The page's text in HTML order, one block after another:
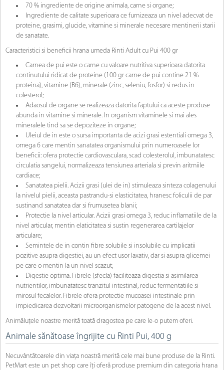
70 % ingrediente de origine animala, carne si organe;
Ingrediente de calitate superioara ce furnizeaza un nivel adecvat de
proteine, grasimi, glucide, vitamine si minerale necesare mentinerii starii
de sanatate.
Caracteristici si beneficii hrana umeda Rinti Adult cu Pui 400 gr
Carnea de pui este o carne cu valoare nutritiva superioara datorita
continutului ridicat de proteine (100 gr carne de pui contine 21 %
proteina), vitamine (B6), minerale (zinc, seleniu, fosfor) si redus in
colesterol;
Adaosul de organe se realizeaza datorita faptului ca aceste produse
abunda in vitamine si minerale. In organism vitaminele si mai ales
mineralele tind sa se depoziteze in organe;
Uleiul de in este o sursa importanta de acizi grasi estentiali omega 3,
omega 6 care mentin sanatatea organismului prin numeroasele lor
beneficii: ofera protectie cardiovasculara, scad colesterolul, imbunatatesc
circulatia sangelui, normalizeaza tensiunea arteriala si previn aritmiile
cardiace;
Sanatatea pielii. Acizii grasi (ulei de in) stimuleaza sinteza colagenului
la nivelul pielii, aceasta pastrandu-si elasticitatea, hranesc foliculii de par
sustinand sanatatea dar si frumusetea blanii;
Protectie la nivel articular. Acizii grasi omega 3, reduc inflamatiile de la
nivel articular, mentin elaticitatea si sustin regenerarea cartilajelor
articulare;
Semintele de in contin fibre solubile si insolubile cu implicatii
pozitive asupra digestiei, au un efect usor laxativ, dar si asupra glicemei
pe care o mentin la un nivel scazut;
Digestie optima. Fibrele (sfecla) faciliteaza digestia si asimilarea
nutrientilor, imbunatatesc tranzitul intestinal, reduc fermentatiile si
mirosul fecalelor. Fibrele ofera protectie mucoasei intestinale prin
impiedicarea dezvoltarii microorganismelor patogene de la acest nivel.
Animăluțele noastre merită toată dragostea pe care le-o putem oferi.
Animale sănătoase îngrijite cu Rinti Pui, 400 g
Necuvântătoarele din viața noastră merită cele mai bune produse de la Rinti.
PetMart este un pet shop care îți oferă produse premium din categoria hrana